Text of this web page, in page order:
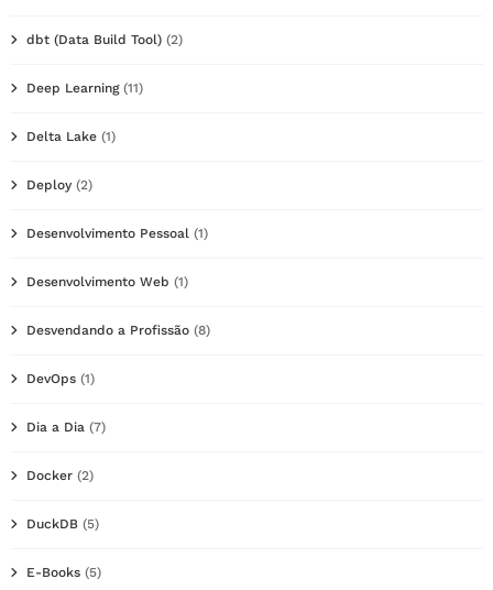
dbt (Data Build Tool) (2)
Deep Learning(11)
Delta Lake (1)
Deploy (2)
Desenvolvimento Pessoal (1)
Desenvolvimento Web (1)
Desvendando a Profissão (8)
DevOps (1)
Dia a Dia (7)
Docker (2)
DuckDB (5)
E-Books (5)